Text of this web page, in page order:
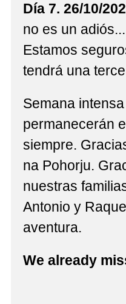
Día 7. 26/10/
no es un
Estamos
tendrá una
Semana
permanecerán
siempre.
na Pohorju.
nuestras
Antonio y
aventura.
We already